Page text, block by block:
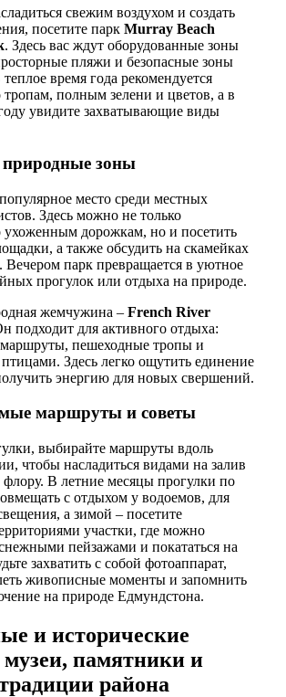
свежим воздухом и создать
посетите парк Murray Beach
. Здесь вас ждут оборудованные зоны
пляжи и безопасные зоны
время года рекомендуется
тропам, полным зелени и цветов, а в
увидите захватывающие виды
зоны
место среди местных
Здесь можно не только
ухоженным дорожкам, но и посетить
а также обсудить на скамейках
Вечером парк превращается в уютное
прогулок или отдыха на природе.
жемчужина – French River
подходит для активного отдыха:
пешеходные тропы и
Здесь легко ощутить единение
энергию для новых свершений.
маршруты и советы
выбирайте маршруты вдоль
чтобы насладиться видами на залив
В летние месяцы прогулки по
с отдыхом у водоемов, для
а зимой – посетите
участки, где можно
пейзажами и покататься на
захватить с собой фотоаппарат,
живописные моменты и запомнить
на природе Едмундстона.
и исторические
памятники и
района